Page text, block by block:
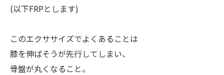
(以下FRPとします)
このエクササイズでよくあることは
膝を伸ばそうが先行してしまい、
骨盤が丸くなること。